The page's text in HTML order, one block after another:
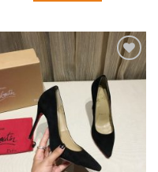
Add to
wishlist